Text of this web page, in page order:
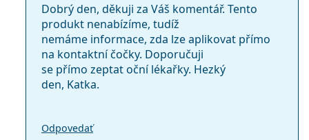
Dobrý den, děkuji za Váš komentář. Tento
produkt nenabízíme, tudíž
nemáme informace, zda lze aplikovat přímo
na kontaktní čočky. Doporučuji
se přímo zeptat oční lékařky. Hezký
den, Katka.
Odpovedať